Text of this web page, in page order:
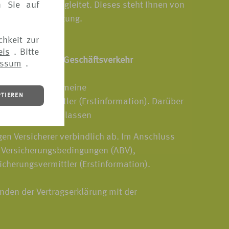
Sie auf
zur
. Bitte
.
VERS[4u] begleitet. Dieses steht Ihnen von
zur Verfügung.
Geschäftsverkehr
Allgemeine
(Erstinformation). Darüber
zusenden zu lassen
Versicherer verbindlich ab. Im Anschluss
(ABV),
(Erstinformation).
der Vertragserklärung mit der